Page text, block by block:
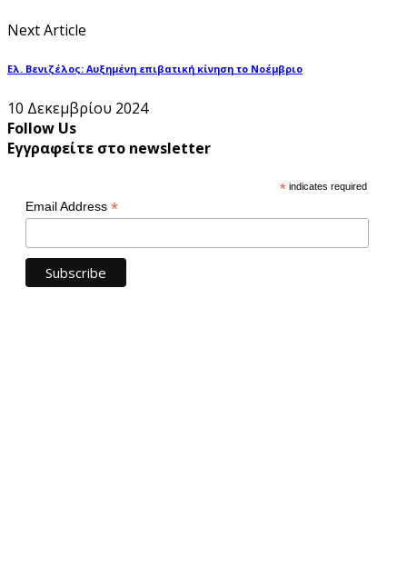
Next Article
Ελ. Βενιζέλος: Αυξημένη επιβατική κίνηση το Νοέμβριο
10 Δεκεμβρίου 2024
Follow Us
Εγγραφείτε στο newsletter
* indicates required
Email Address *